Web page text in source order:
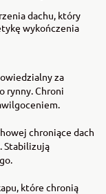
dachu, który
wykończenia
za
rynny. Chroni
chroniące dach
Stabilizują
które chronią